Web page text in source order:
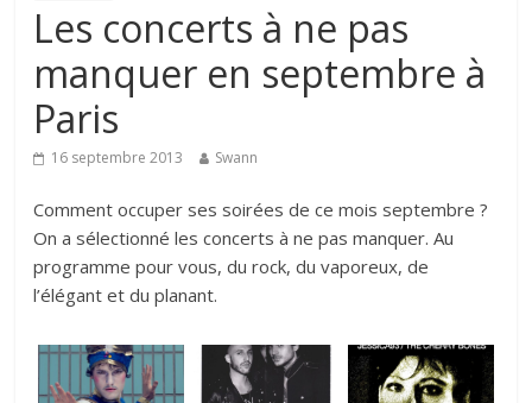
Les concerts à ne pas
manquer en septembre à
Paris
16 septembre 2013 Swann
Comment occuper ses soirées de ce mois septembre ?
On a sélectionné les concerts à ne pas manquer. Au
programme pour vous, du rock, du vaporeux, de
l’élégant et du planant.